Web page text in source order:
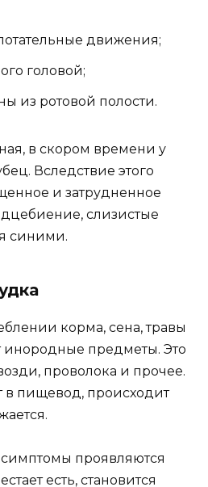
движения;
головой;
из ротовой полости.
в скором времени у
Вследствие этого
и затрудненное
слизистые
синими.
корма, сена, травы
инородные предметы. Это
проволока и прочее.
в пищевод, происходит
проявляются
есть, становится